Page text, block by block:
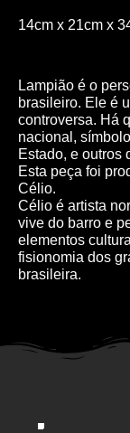
14cm x 21cm x
Lampião é o
brasileiro. Ele é
controversa. Há
nacional,
Estado, e outros
Esta peça foi
Célio.
Célio é artista
vive do barro e
elementos
fisionomia dos
brasileira.